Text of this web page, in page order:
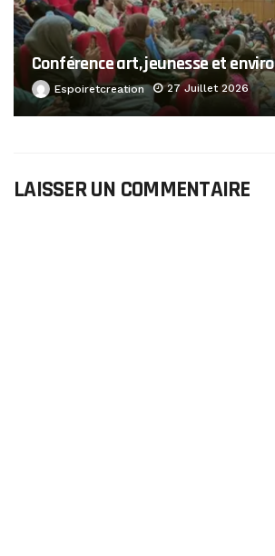
Conférence art, jeunesse et
Espoiretcreation 27 Juillet 2026
LAISSER UN COMMENTAIRE